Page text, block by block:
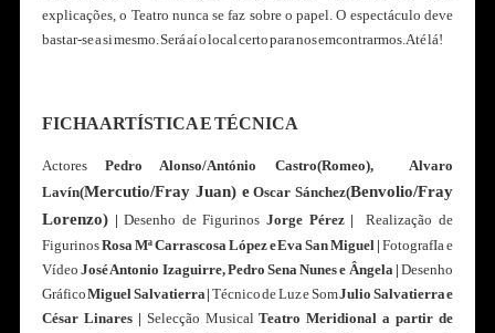
explicações, o Teatro nunca se faz sobre o papel. O espectáculo deve
bastar-se a si mesmo. Será aí o local certo para nos emcontrarmos. Até lá!
FICHA ARTÍSTICA E TÉCNICA
ActoresPedro Alonso/António Castro(Romeo), Alvaro
Lavín(Mercutio/Fray Juan) eOscar Sánchez(Benvolio/Fray
Lorenzo) | Desenho de FigurinosJorge Pérez |
Realização de
FigurinosRosa Mª Carrascosa López e Eva San Miguel |FotografIa e
VídeoJosé Antonio Izaguirre, Pedro Sena Nunes e Ângela |Desenho
GráficoMiguel Salvatierra| Técnico de Luz e SomJulio Salvatierra e
César Linares | Selecção MusicalTeatro Meridional a partir de